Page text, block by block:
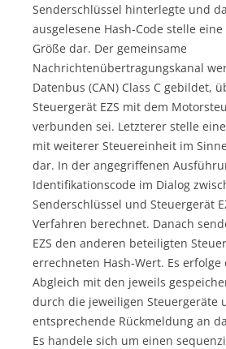
Senderschlüssel hinterlegte und
ausgelesene Hash-Code stelle
Größe dar. Der gemeinsame
Nachrichtenübertragungskanal
Datenbus (CAN) Class C gebildet,
Steuergerät EZS mit dem
verbunden sei. Letzterer stelle
mit weiterer Steuereinheit im
dar. In der angegriffenen
Identifikationscode im Dialog
Senderschlüssel und Steuergerät
Verfahren berechnet. Danach
EZS den anderen beteiligten
errechneten Hash-Wert. Es
Abgleich mit den jeweils
durch die jeweiligen Steuergeräte
entsprechende Rückmeldung an
Es handele sich um einen